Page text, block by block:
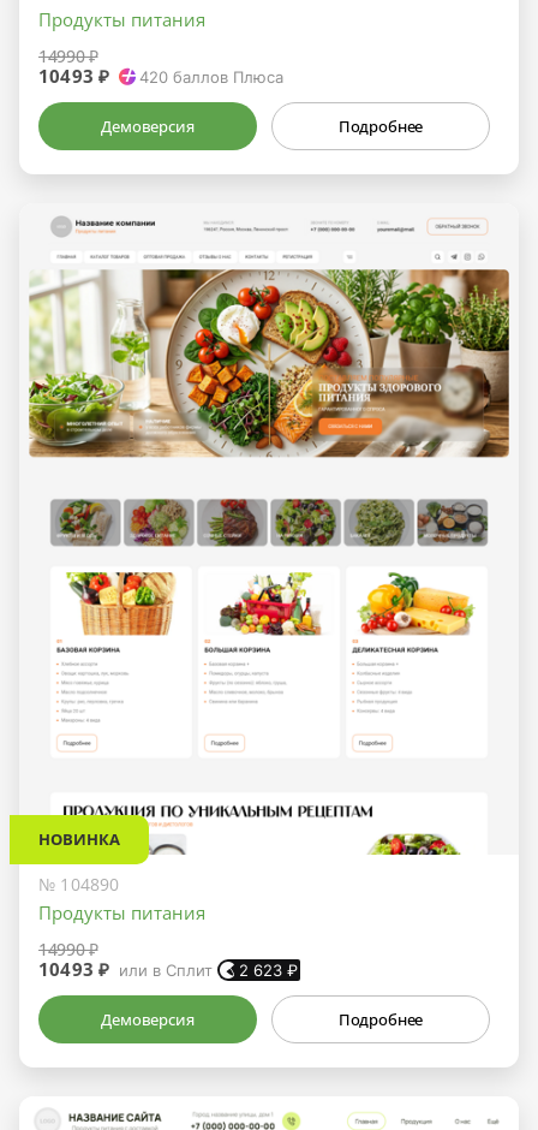
Продукты питания
14990 ₽
10493 ₽ 420 баллов Плюса
Демоверсия Подробнее
НОВИНКА
№ 104890
Продукты питания
14990 ₽
10493 ₽ или в Сплит 2 623 ₽
Демоверсия Подробнее